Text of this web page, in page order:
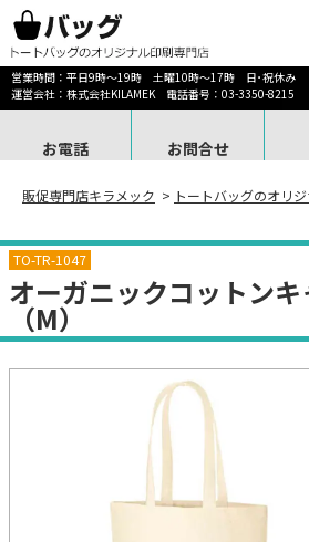
営業時間：平日9時～19時 土曜10時～17時 日･祝休み
運営会社：株式会社KILAMEK 電話番号：03-3350-8215
お電話 お問合せ
販促専門店キラメック > トートバッグのオリ
TO-TR-1047
オーガニックコットン
（M）